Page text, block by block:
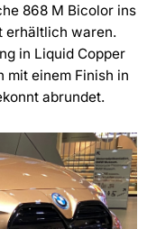
868 M Bicolor ins
erhältlich waren.
in Liquid Copper
mit einem Finish in
abrundet.